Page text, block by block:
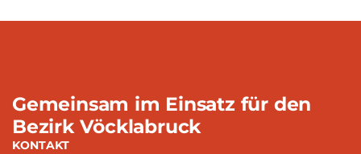
Gemeinsam im Einsatz für den
Bezirk Vöcklabruck
KONTAKT